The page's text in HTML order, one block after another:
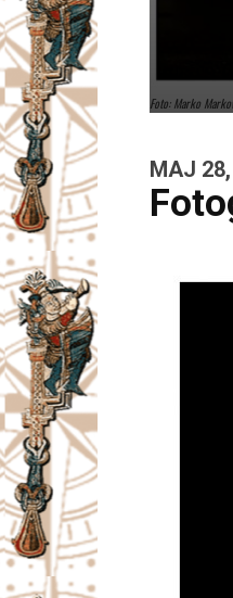
Foto: Marko
MAJ